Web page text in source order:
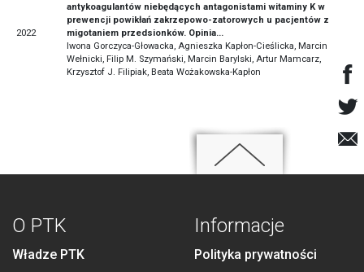
2022
antykoagulantów niebędących antagonistami witaminy K w
prewencji powikłań zakrzepowo-zatorowych u pacjentów z
migotaniem przedsionków. Opinia...
Iwona Gorczyca-Głowacka, Agnieszka Kapłon-Cieślicka, Marcin
Wełnicki, Filip M. Szymański, Marcin Barylski, Artur Mamcarz,
Krzysztof J. Filipiak, Beata Wożakowska-Kapłon
O PTK
Władze PTK
Informacje
Polityka prywatności